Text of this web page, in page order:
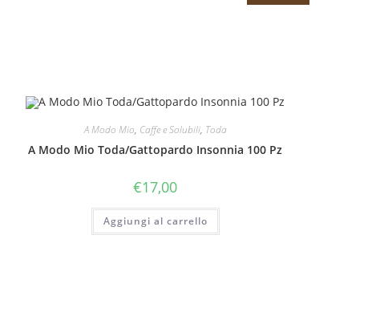
A Modo Mio, Caffe e Solubili, Toda
A Modo Mio Toda/Gattopardo Insonnia 100 Pz
€17,00
Aggiungi al carrello